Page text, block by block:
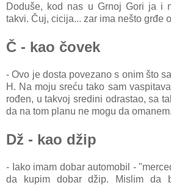
Doduše, kod nas u Grnoj Gori ja i
takvi. Čuj, cicija... zar ima nešto grđe
Č - kao čovek
- Ovo je dosta povezano s onim što
H. Na moju sreću tako sam
rođen, u takvoj sredini odrastao, sa
da na tom planu ne mogu da
Dž - kao džip
- Iako imam dobar automobil -
da kupim dobar džip. Mislim da